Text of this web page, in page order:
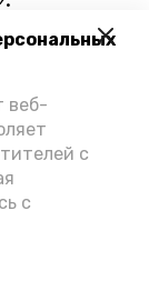
веб-
с
с